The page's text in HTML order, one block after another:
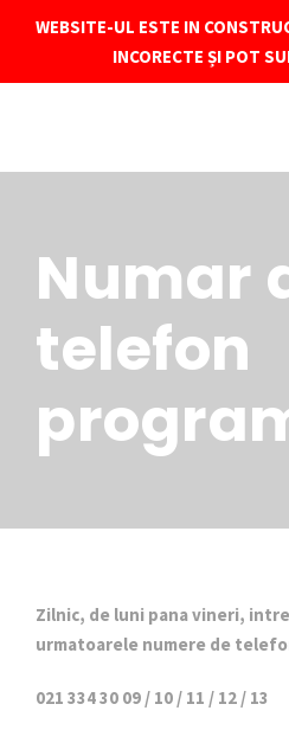
WEBSITE-UL ESTE IN
INCORECTE ȘI POT
Numar
telefon
Zilnic, de luni pana vineri,
urmatoarele numere de
021 334 30 09 / 10 / 11 / 12 / 13
Spitalul de